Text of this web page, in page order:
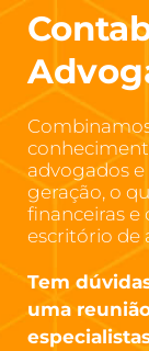
advogados
geração, o
financeiras e
escritório de
Tem
uma